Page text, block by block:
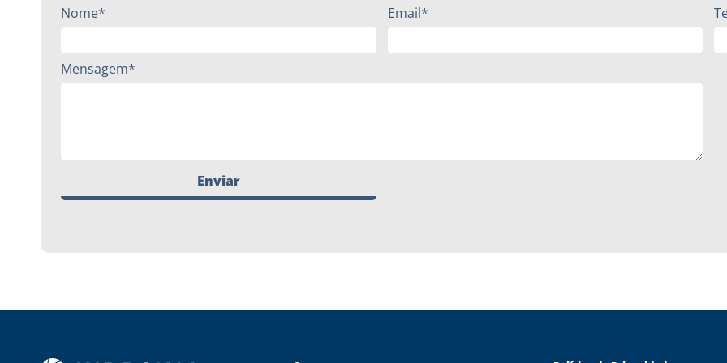
Nome* Email*
Mensagem*
Enviar